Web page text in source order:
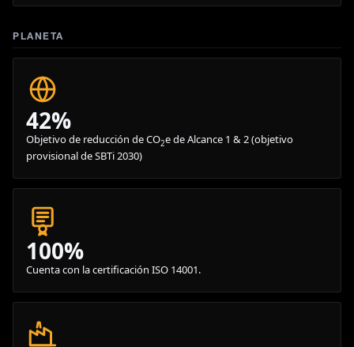
PLANETA
42%
Objetivo de reducción de CO2e de Alcance 1 & 2 (objetivo
provisional de SBTi 2030)
100%
Cuenta con la certificación ISO 14001.